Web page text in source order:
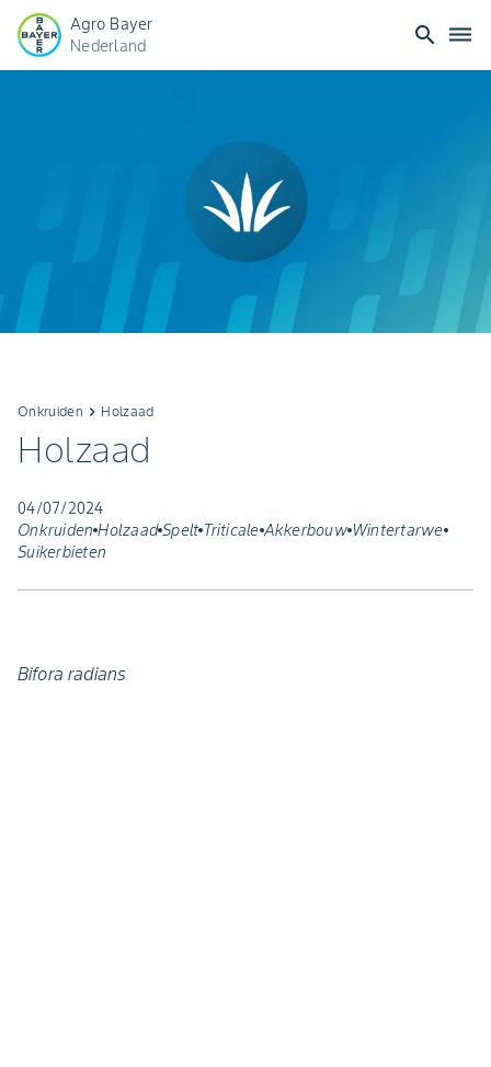
Agro Bayer
Nederland
search dehaze
Onkruiden keyboard_arrow_right Holzaad
Holzaad
04/07/2024
Onkruiden Holzaad Spelt Triticale Akkerbouw Wintertarwe
Suikerbieten
Bifora radians